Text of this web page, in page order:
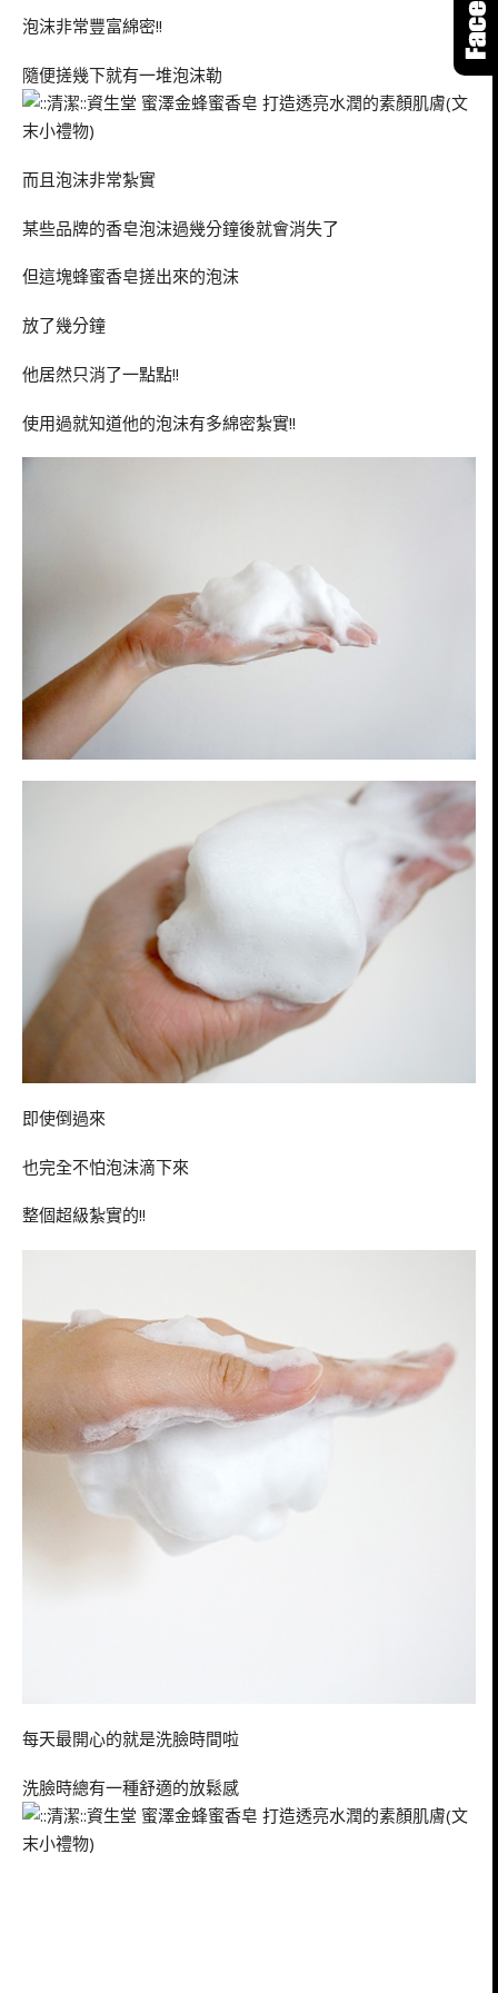
泡沫非常豐富綿密!!
隨便搓幾下就有一堆泡沫勒
而且泡沫非常紮實
某些品牌的香皂泡沫過幾分鐘後就會消失了
但這塊蜂蜜香皂搓出來的泡沫
放了幾分鐘
他居然只消了一點點!!
使用過就知道他的泡沫有多綿密紮實!!
即使倒過來
也完全不怕泡沫滴下來
整個超級紮實的!!
每天最開心的就是洗臉時間啦
洗臉時總有一種舒適的放鬆感